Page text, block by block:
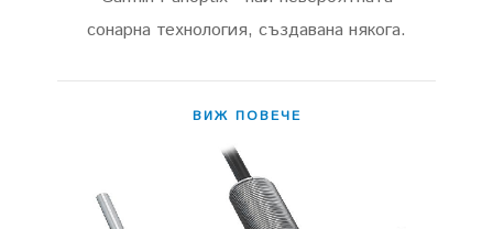
сонарна технология, създавана някога.
ВИЖ ПОВЕЧЕ